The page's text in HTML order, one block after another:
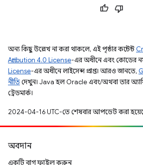
অন্য কিছু উল্লেখ না করা থাকলে, এই পৃষ্ঠার কন্টেন্ট
Attribution 4.0 License-এর অধীনে এবং কোডের
License-এর অধীনে লাইসেন্স প্রাপ্ত। আরও জানতে,
নীতিদেখুন। Java হল Oracle এবং/অথবা তার
ট্রেডমার্ক।
2024-04-16 UTC-তে শেষবার আপডেট করা
অবদান
একটি বাগ ফাইল করুন